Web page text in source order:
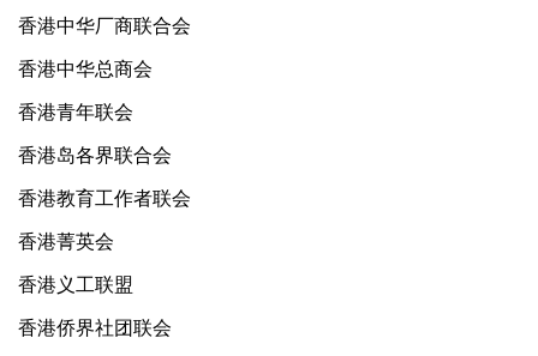
香港中华厂商联合会
香港中华总商会
香港青年联会
香港岛各界联合会
香港教育工作者联会
香港菁英会
香港义工联盟
香港侨界社团联会